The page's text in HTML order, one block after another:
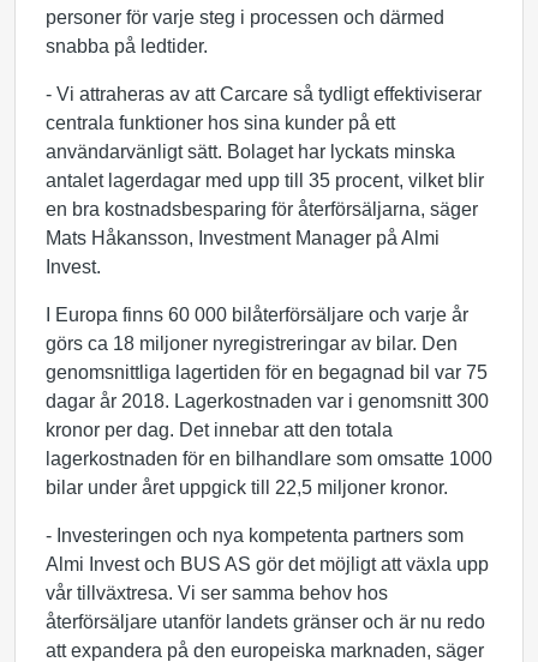
personer för varje steg i processen och därmed
snabba på ledtider.
- Vi attraheras av att Carcare så tydligt effektiviserar
centrala funktioner hos sina kunder på ett
användarvänligt sätt. Bolaget har lyckats minska
antalet lagerdagar med upp till 35 procent, vilket blir
en bra kostnadsbesparing för återförsäljarna, säger
Mats Håkansson, Investment Manager på Almi
Invest.
I Europa finns 60 000 bilåterförsäljare och varje år
görs ca 18 miljoner nyregistreringar av bilar. Den
genomsnittliga lagertiden för en begagnad bil var 75
dagar år 2018. Lagerkostnaden var i genomsnitt 300
kronor per dag. Det innebar att den totala
lagerkostnaden för en bilhandlare som omsatte 1000
bilar under året uppgick till 22,5 miljoner kronor.
- Investeringen och nya kompetenta partners som
Almi Invest och BUS AS gör det möjligt att växla upp
vår tillväxtresa. Vi ser samma behov hos
återförsäljare utanför landets gränser och är nu redo
att expandera på den europeiska marknaden, säger